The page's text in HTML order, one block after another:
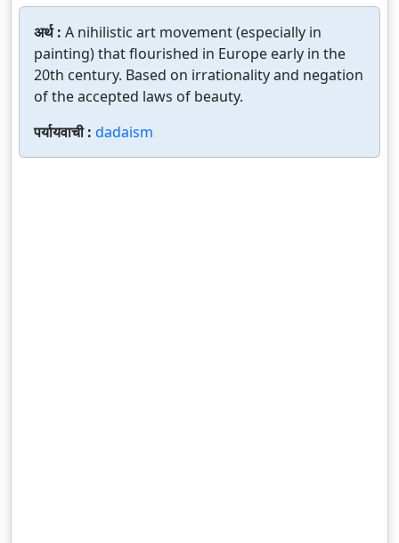
अर्थ : A nihilistic art movement (especially in
painting) that flourished in Europe early in the
20th century. Based on irrationality and negation
of the accepted laws of beauty.
पर्यायवाची : dadaism